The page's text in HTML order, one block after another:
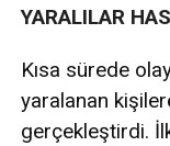
YARALILAR
Kısa sürede
yaralanan
gerçekleştirdi.